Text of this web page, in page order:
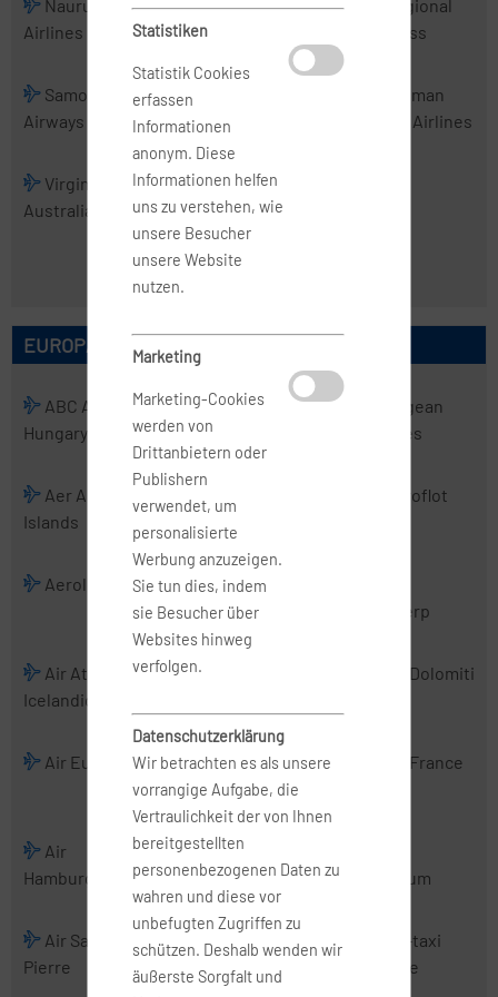
Nauru
Airlines
PNG Air
Real Tonga
Regional
Express
Samoa
Airways
Skytrans
Airlines
Tasman
Cargo Airlines
Virgin
Australia
Virgin
Australia
Regional
Airlines
EUROPÄISCHE AIRLINES
ABC Air
Hungary
Abelag
Aviation
ACT
Aegean
Airlines
Aer Arann
Islands
Aer Lingus Aeroflot
Aerologic Air Albania
Antwerp
Air Atlanta
Icelandic
Air Baltic Air Dolomiti
Air Europa
Air Europa
Express
Air France
Air France
Air
Hamburg
Air Malta
Mediterranean
Nostrum
Air Saint-
Pierre
Air Serbia Air Urga
Air-taxi
europe
Statistiken
Statistik Cookies
erfassen
Informationen
anonym. Diese
Informationen helfen
uns zu verstehen, wie
unsere Besucher
unsere Website
nutzen.
Marketing
Marketing-Cookies
werden von
Drittanbietern oder
Publishern
verwendet, um
personalisierte
Werbung anzuzeigen.
Sie tun dies, indem
sie Besucher über
Websites hinweg
verfolgen.
Datenschutzerklärung
Wir betrachten es als unsere
vorrangige Aufgabe, die
Vertraulichkeit der von Ihnen
bereitgestellten
personenbezogenen Daten zu
wahren und diese vor
unbefugten Zugriffen zu
schützen. Deshalb wenden wir
äußerste Sorgfalt und